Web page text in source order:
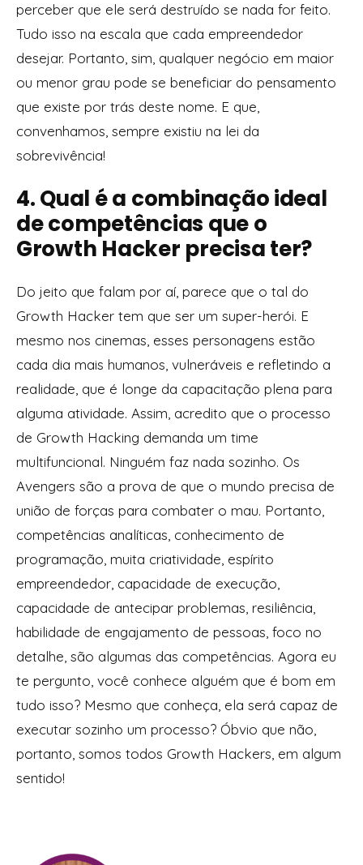
perceber que ele será destruído se nada for feito.
Tudo isso na escala que cada empreendedor
desejar. Portanto, sim, qualquer negócio em maior
ou menor grau pode se beneficiar do pensamento
que existe por trás deste nome. E que,
convenhamos, sempre existiu na lei da
sobrevivência!
4. Qual é a combinação ideal
de competências que o
Growth Hacker precisa ter?
Do jeito que falam por aí, parece que o tal do
Growth Hacker tem que ser um super-herói. E
mesmo nos cinemas, esses personagens estão
cada dia mais humanos, vulneráveis e refletindo a
realidade, que é longe da capacitação plena para
alguma atividade. Assim, acredito que o processo
de Growth Hacking demanda um time
multifuncional. Ninguém faz nada sozinho. Os
Avengers são a prova de que o mundo precisa de
união de forças para combater o mau. Portanto,
competências analíticas, conhecimento de
programação, muita criatividade, espírito
empreendedor, capacidade de execução,
capacidade de antecipar problemas, resiliência,
habilidade de engajamento de pessoas, foco no
detalhe, são algumas das competências. Agora eu
te pergunto, você conhece alguém que é bom em
tudo isso? Mesmo que conheça, ela será capaz de
executar sozinho um processo? Óbvio que não,
portanto, somos todos Growth Hackers, em algum
sentido!